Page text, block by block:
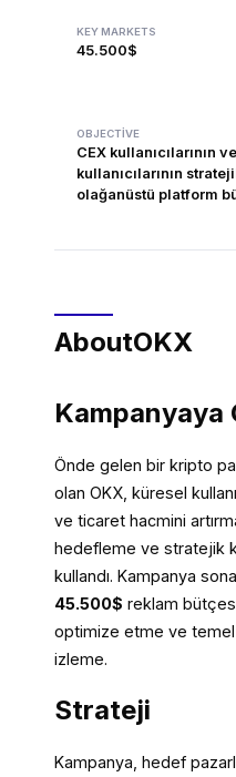
KEY MARKETS
45.500$
OBJECTIVE
CEX kullanıcılarının
kullanıcılarının
olağanüstü platform
AboutOKX
Kampanyaya
Önde gelen bir kripto
olan OKX, küresel
ve ticaret hacmini
hedefleme ve stratejik
kullandı. Kampanya
45.500$ reklam
optimize etme ve
izleme.
Strateji
Kampanya, hedef